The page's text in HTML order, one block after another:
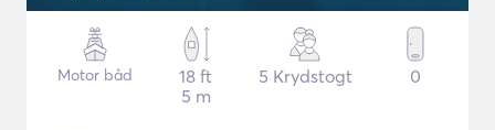
Motor båd
18 ft
5 m
5 Krydstogt 0